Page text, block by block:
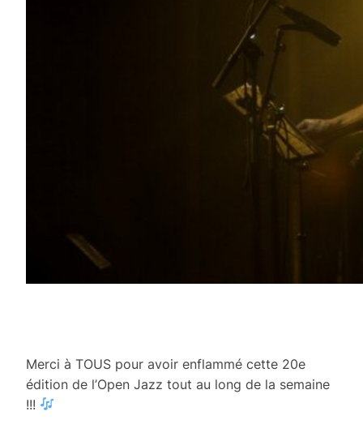
Merci à TOUS pour avoir enflammé cette 20e
édition de l’Open Jazz tout au long de la semaine
!!!